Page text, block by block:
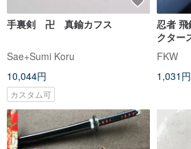
手裏剣 卍 真鍮カフス
Sae+Sumi Koru
10,044円
カスタム可
忍者 飛
クター
テッカ
FKW
1,031円